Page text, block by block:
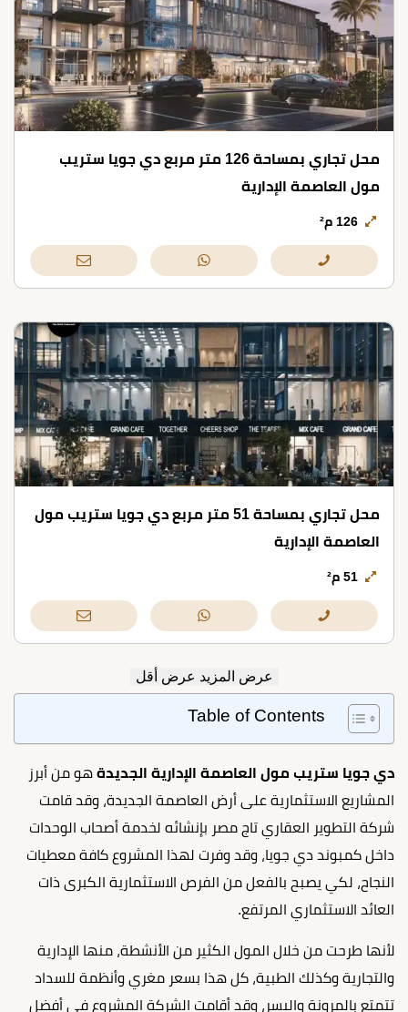
محل تجاري بمساحة 126 متر مربع دي جويا ستريب
مول العاصمة الإدارية
126 م²
محل تجاري بمساحة 51 متر مربع دي جويا ستريب مول
العاصمة الإدارية
51 م²
عرض المزيد عرض أقل
Table of Contents
دي جويا ستريب مول العاصمة الإدارية الجديدة هو من أبرز
المشاريع الاستثمارية على أرض العاصمة الجديدة، وقد قامت
شركة التطوير العقاري تاج مصر بإنشائه لخدمة أصحاب الوحدات
داخل كمبوند دي جويا، وقد وفرت لهذا المشروع كافة معطيات
النجاح، لكي يصبح بالفعل من الفرص الاستثمارية الكبرى ذات
العائد الاستثماري المرتفع.
لأنها طرحت من خلال المول الكثير من الأنشطة، منها الإدارية
والتجارية وكذلك الطبية، كل هذا بسعر مغري وأنظمة للسداد
تتمتع بالمرونة واليسر، وقد أقامت الشركة المشروع في أفضل